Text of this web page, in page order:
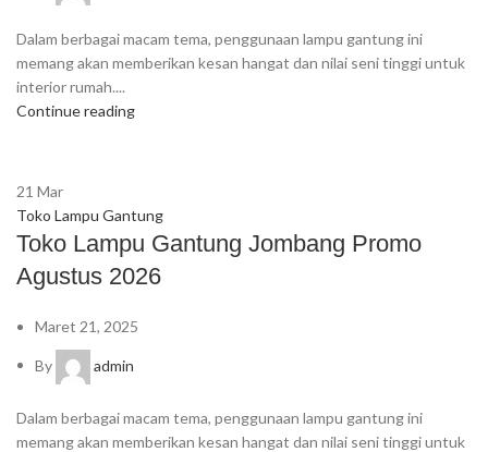
Dalam berbagai macam tema, penggunaan lampu gantung ini
memang akan memberikan kesan hangat dan nilai seni tinggi untuk
interior rumah....
Continue reading
21 Mar
Toko Lampu Gantung
Toko Lampu Gantung Jombang Promo
Agustus 2026
Maret 21, 2025
By admin
Dalam berbagai macam tema, penggunaan lampu gantung ini
memang akan memberikan kesan hangat dan nilai seni tinggi untuk